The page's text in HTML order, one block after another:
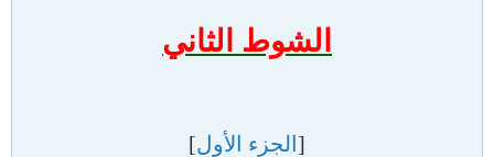
الشوط الثاني
[ الجزء الأول]